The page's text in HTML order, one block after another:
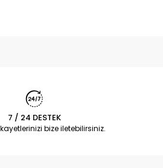
7 / 24 DESTEK
bize iletebilirsiniz.